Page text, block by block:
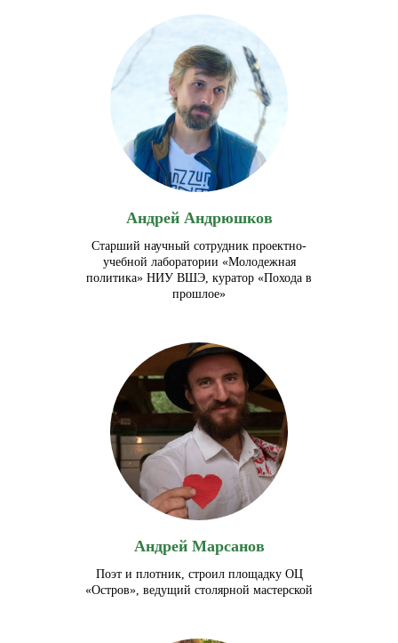
забронировать место
Андрей Андрюшков
Старший научный сотрудник проектно-
учебной лаборатории «Молодежная
политика» НИУ ВШЭ, куратор «Похода в
прошлое»
Андрей Марсанов
Поэт и плотник, строил площадку ОЦ
«Остров», ведущий столярной мастерской